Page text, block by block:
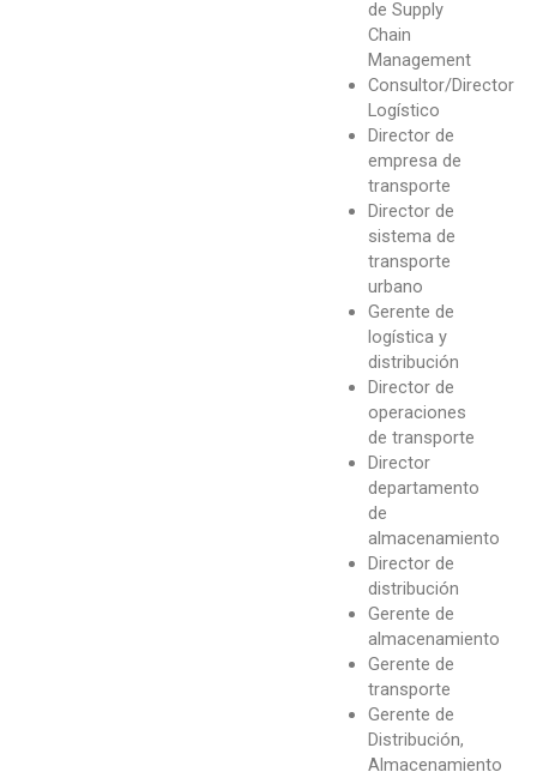
de Supply
Chain
Management
Consultor/Director
Logístico
Director de
empresa de
transporte
Director de
sistema de
transporte
urbano
Gerente de
logística y
distribución
Director de
operaciones
de transporte
Director
departamento
de
almacenamiento
Director de
distribución
Gerente de
almacenamiento
Gerente de
transporte
Gerente de
Distribución,
Almacenamiento